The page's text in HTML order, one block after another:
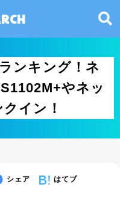
ンキング！ネ
やネッ
イン！
シェア はてブ